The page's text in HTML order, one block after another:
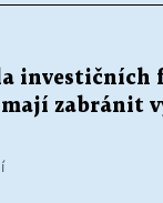
investičních
zabránit